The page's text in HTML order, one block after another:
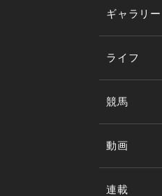
ギャラリー
ライフ
競馬
動画
連載